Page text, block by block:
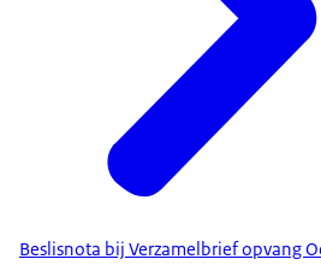
Beslisnota bij Verzamelbrief opvang